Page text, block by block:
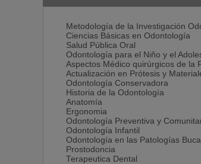
Metodología de la Investigación
Ciencias Básicas en Odontología
Salud Pública Oral
Odontología para el Niño y el
Aspectos Médico quirúrgicos de la
Actualización en Prótesis y
Odontología Conservadora
Historia de la Odontología
Anatomía
Ergonomia
Odontología Preventiva y
Odontología Infantil
Odontología en las Patologías
Prostodoncia
Terapeutica Dental